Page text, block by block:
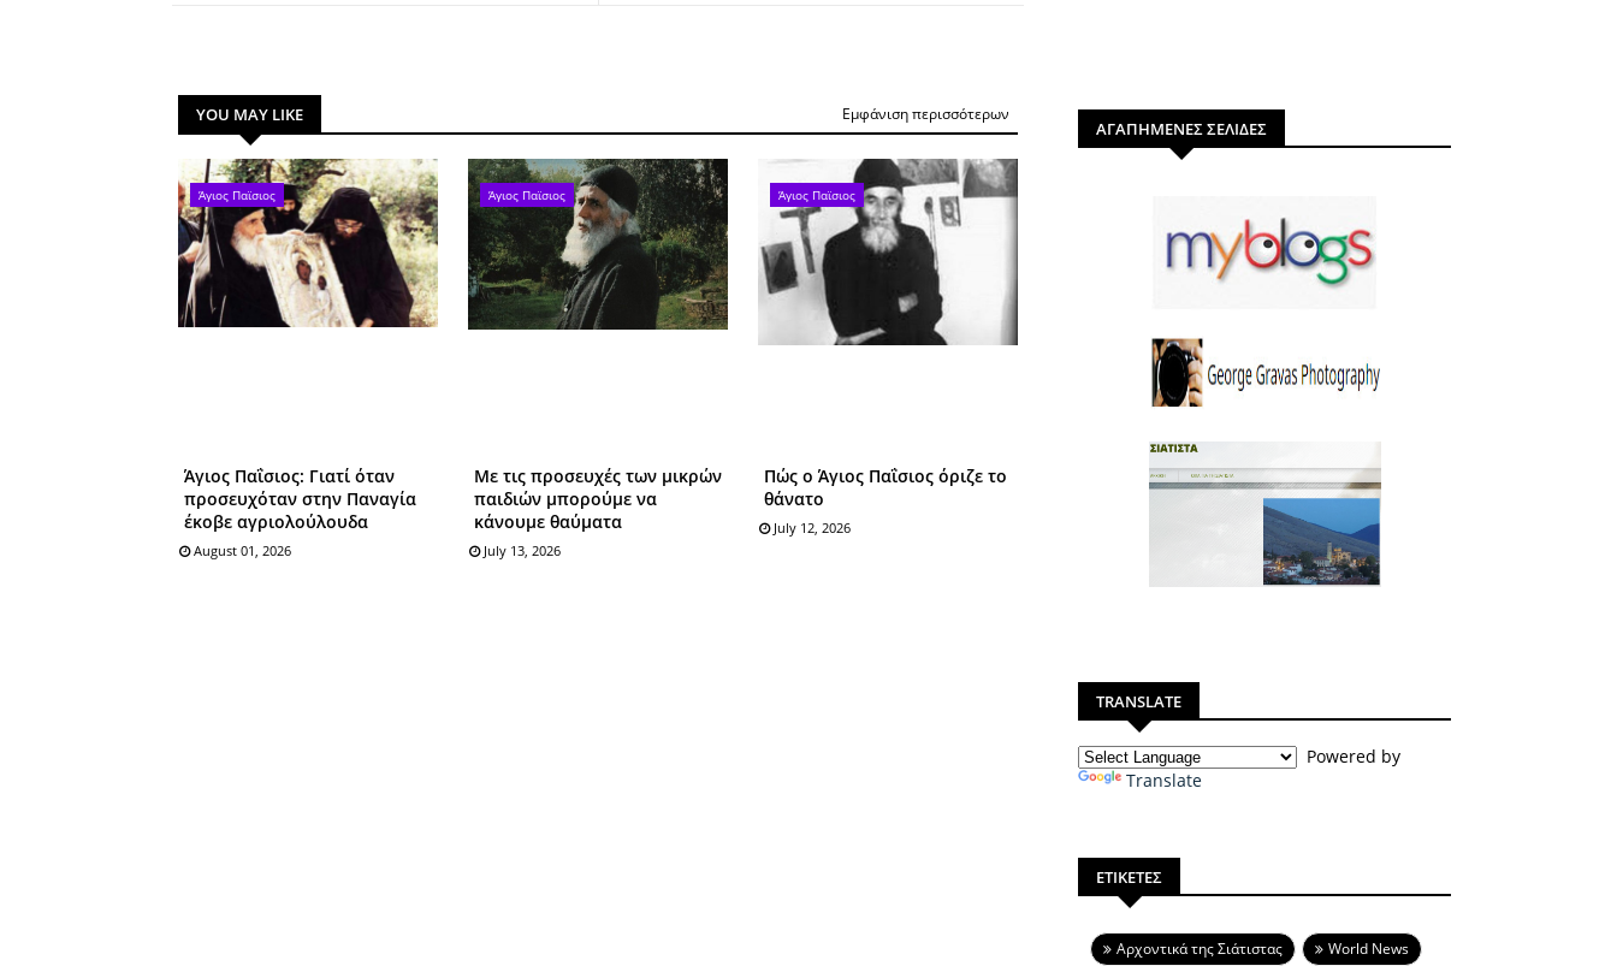
YOU MAY LIKE Εμφάνιση περισσότερων
Άγιος Παϊσιος
Άγιος Παΐσιος: Γιατί όταν
προσευχόταν στην Παναγία
έκοβε αγριολούλουδα
August 01, 2026
Άγιος Παϊσιος
Με τις προσευχές των μικρών
παιδιών μπορούμε να
κάνουμε θαύματα
July 13, 2026
Άγιος Παϊσιος
Πώς ο Άγιος Παΐσιoς όριζε τo
θάνατo
July 12, 2026
ΑΓΑΠΗΜΕΝΕΣ ΣΕΛΙΔΕΣ
TRANSLATE
Powered by
Translate
ΕΤΙΚΕΤΕΣ
Aρχοντικά της Σιάτιστας
World News